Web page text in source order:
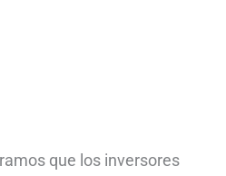
que los inversores